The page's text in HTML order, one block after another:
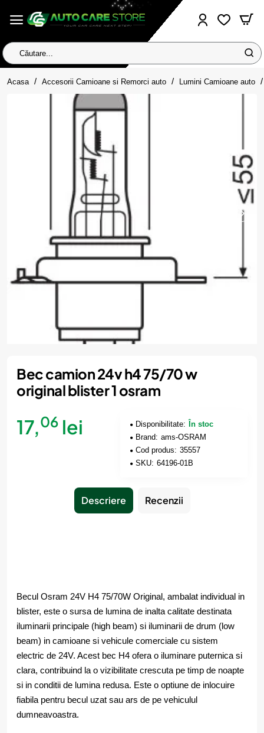
Căutare...
Acasa homeAccesorii Camioane si Remorci auto Lumini Camioane auto
Bec camion 24v h4 75/70 w
original blister 1 osram
17,06 lei Disponibilitate:
În stoc
Brand: ams-OSRAM
Cod produs: 35557
SKU: 64196-01B
Descriere Recenzii
Becul Osram 24V H4 75/70W Original, ambalat individual in
blister, este o sursa de lumina de inalta calitate destinata
iluminarii principale (high beam) si iluminarii de drum (low
beam) in camioane si vehicule comerciale cu sistem
electric de 24V. Acest bec H4 ofera o iluminare puternica si
clara, contribuind la o vizibilitate crescuta pe timp de noapte
si in conditii de lumina redusa. Este o optiune de inlocuire
fiabila pentru becul uzat sau ars de pe vehiculul
dumneavoastra.